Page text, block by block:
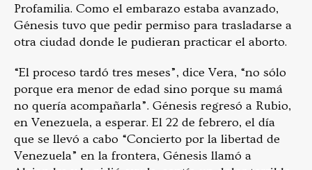
Profamilia. Como el embarazo estaba avanzado,
Génesis tuvo que pedir permiso para trasladarse a
otra ciudad donde le pudieran practicar el aborto.
“El proceso tardó tres meses”, dice Vera, “no sólo
porque era menor de edad sino porque su mamá
no quería acompañarla”. Génesis regresó a Rubio,
en Venezuela, a esperar. El 22 de febrero, el día
que se llevó a cabo “Concierto por la libertad de
Venezuela” en la frontera, Génesis llamó a